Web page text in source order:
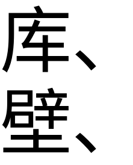
库
壁